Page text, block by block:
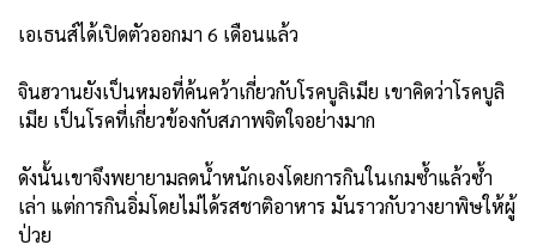
เอเธนส์ได้เปิดตัวออกมา 6 เดือนแล้ว
จินฮวานยังเป็นหมอที่ค้นคว้าเกี่ยวกับโรคบูลิเมีย เขาคิดว่าโรคบูลิ
เมีย เป็นโรคที่เกี่ยวข้องกับสภาพจิตใจอย่างมาก
ดังนั้นเขาจึงพยายามลดน้ำหนักเองโดยการกินในเกมซ้ำแล้วซ้ำ
เล่า แต่การกินอิ่มโดยไม่ได้รสชาติอาหาร มันราวกับวางยาพิษให้ผู้
ป่วย